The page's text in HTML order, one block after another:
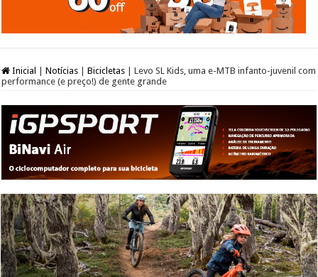
Inicial Notícias Bicicletas
Levo SL Kids, uma e-MTB infanto-juvenil com
performance (e preço!) de gente grande